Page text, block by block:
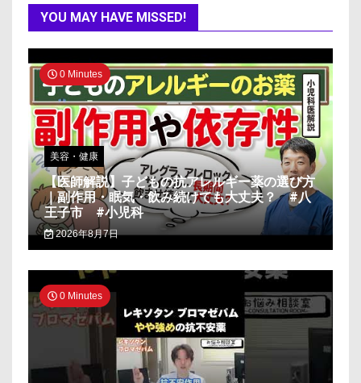
YOU MAY HAVE MISSED!
0 Minutes
美容・健康
【医師解説】子どもの抗アレルギー薬の選び方
｜副作用・眠気・飲み続けても大丈夫？ #八
王子市 #小児科
2026年8月7日
0 Minutes